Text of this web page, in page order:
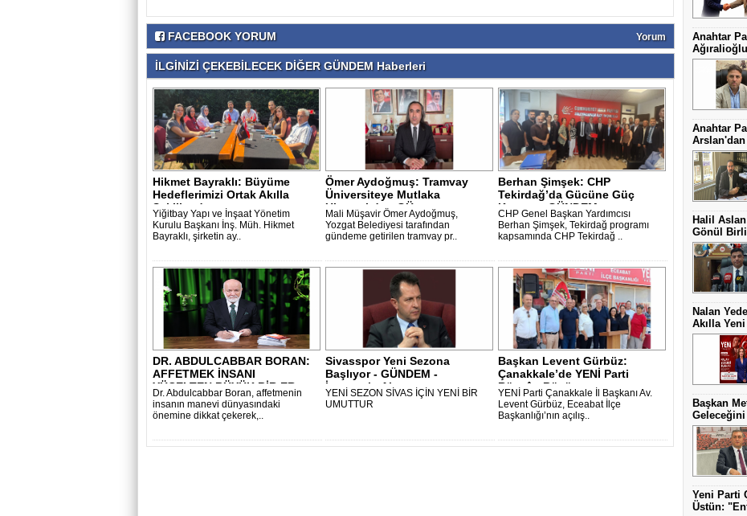
FACEBOOK YORUM Yorum
İLGİNİZİ ÇEKEBİLECEK DİĞER GÜNDEM Haberleri
Hikmet Bayraklı: Büyüme
Hedeflerimizi Ortak Akılla
Şekillend..
Yiğitbay Yapı ve İnşaat Yönetim
Kurulu Başkanı İnş. Müh. Hikmet
Bayraklı, şirketin ay..
Ömer Aydoğmuş: Tramvay
Üniversiteye Mutlaka
Ulaşmalıdır - GÜ..
Mali Müşavir Ömer Aydoğmuş,
Yozgat Belediyesi tarafından
gündeme getirilen tramvay pr..
Berhan Şimşek: CHP
Tekirdağ’da Gücüne Güç
Katıyor - GÜNDEM -..
CHP Genel Başkan Yardımcısı
Berhan Şimşek, Tekirdağ programı
kapsamında CHP Tekirdağ ..
DR. ABDULCABBAR BORAN:
AFFETMEK İNSANI
YÜCELTEN BÜYÜK BİR ER..
Dr. Abdulcabbar Boran, affetmenin
insanın manevi dünyasındaki
önemine dikkat çekerek,..
Sivasspor Yeni Sezona
Başlıyor - GÜNDEM -
İnternetin Ajansı..
YENİ SEZON SİVAS İÇİN YENİ BİR
UMUTTUR
Başkan Levent Gürbüz:
Çanakkale’de YENİ Parti
Rüzgârı Büyüyo..
YENİ Parti Çanakkale İl Başkanı Av.
Levent Gürbüz, Eceabat İlçe
Başkanlığı’nın açılış..
Anahtar
Anahtar
Halil
Gönül
Nalan
Akılla
Başkan
Yeni Parti
Üstün: